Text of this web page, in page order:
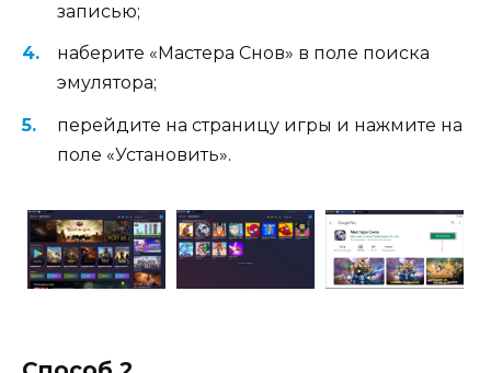
записью;
наберите «Мастера Снов» в поле поиска
эмулятора;
перейдите на страницу игры и нажмите на
поле «Установить».